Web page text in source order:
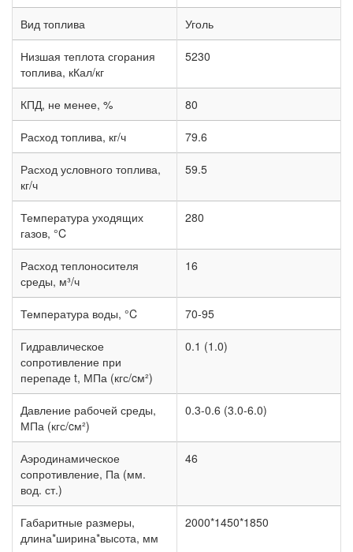
Вид топлива Уголь
Низшая теплота сгорания
топлива, кКал/кг
5230
КПД, не менее, % 80
Расход топлива, кг/ч 79.6
Расход условного топлива,
кг/ч
59.5
Температура уходящих
газов, °C
280
Расход теплоносителя
среды, м³/ч
16
Температура воды, °C 70-95
Гидравлическое
сопротивление при
перепаде t, МПа (кгс/cм²)
0.1 (1.0)
Давление рабочей среды,
МПа (кгс/cм²)
0.3-0.6 (3.0-6.0)
Аэродинамическое
сопротивление, Па (мм.
вод. ст.)
46
Габаритные размеры,
длина*ширина*высота, мм
2000*1450*1850